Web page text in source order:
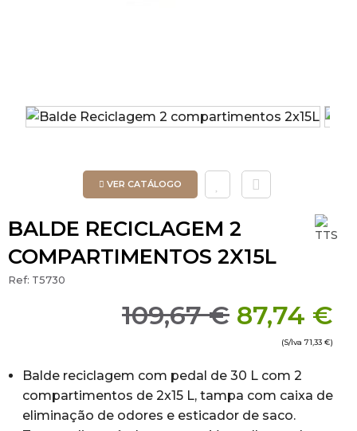
VER CATÁLOGO
BALDE RECICLAGEM 2
COMPARTIMENTOS 2X15L
Ref: T5730
109,67 € 87,74 €
(S/Iva 71,33 €)
Balde reciclagem com pedal de 30 L com 2
compartimentos de 2x15 L, tampa com caixa de
eliminação de odores e esticador de saco.